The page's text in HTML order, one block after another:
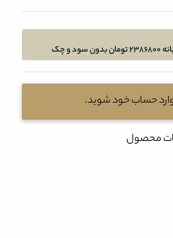
وارد حساب خود شوید.
محصول